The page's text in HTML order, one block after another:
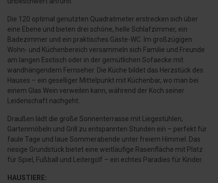
Die 120 optimal genutzten Quadratmeter erstrecken sich über
eine Ebene und bieten drei schöne, helle Schlafzimmer, ein
Badezimmer und ein praktisches Gäste-WC. Im großzügigen
Wohn- und Küchenbereich versammeln sich Familie und Freunde
am langen Esstisch oder in der gemütlichen Sofaecke mit
wandhängendem Fernseher. Die Küche bildet das Herzstück des
Hauses – ein geselliger Mittelpunkt mit Küchenbar, wo man bei
einem Glas Wein verweilen kann, während der Koch seiner
Leidenschaft nachgeht.
Draußen lädt die große Sonnenterrasse mit Liegestühlen,
Gartenmöbeln und Grill zu entspannten Stunden ein – perfekt für
faule Tage und laue Sommerabende unter freiem Himmel. Das
riesige Grundstück bietet eine weitläufige Rasenfläche mit Platz
für Spiel, Fußball und Leitergolf – ein echtes Paradies für Kinder.
HAUSTIERE: